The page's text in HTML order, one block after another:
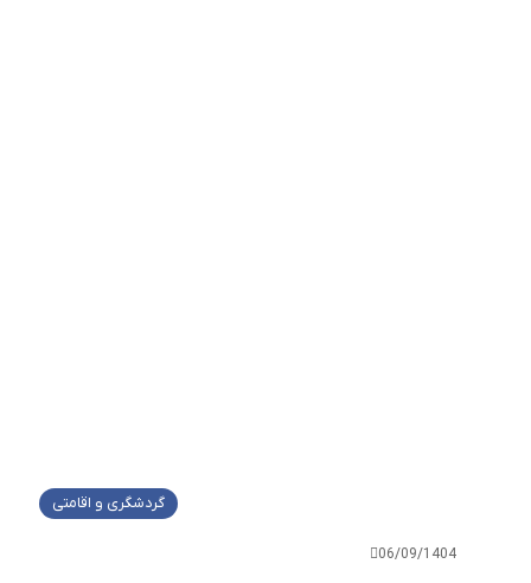
گردشگری و اقامتی
06/09/1404